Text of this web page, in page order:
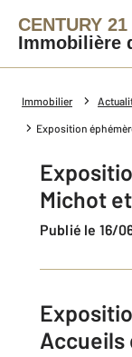
CENTURY 21
Immobilière
Immobilier
Exposition
Michot
Publié le 16/
Accueils